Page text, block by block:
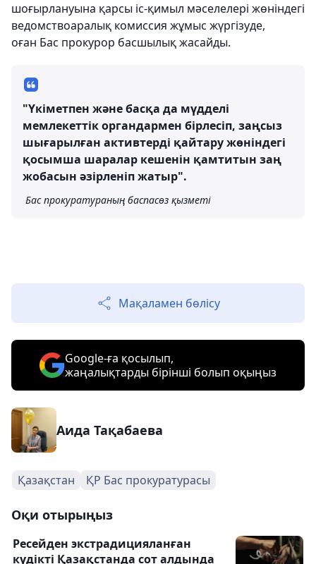
шоғырлануына қарсы іс-қимыл мәселелері жөніндегі
ведомствоаралық комиссия жұмыс жүргізуде,
оған Бас прокурор басшылық жасайды.
"Үкіметпен және басқа да мүдделі
мемлекеттік органдармен бірлесіп, заңсыз
шығарылған активтерді қайтару жөніндегі
қосымша шаралар кешенін қамтитын заң
жобасын әзірленіп жатыр".
Бас прокуратураның баспасөз қызметі
Мақаламен бөлісу
Google-ға қосылып,
жаңалықтарды бірінші болып оқыңыз
Аида Тақабаева
Қазақстан ҚР Бас прокуратурасы
Оқи отырыңыз
Ресейден экстрадицияланған
күдікті Қазақстанда сот алдында